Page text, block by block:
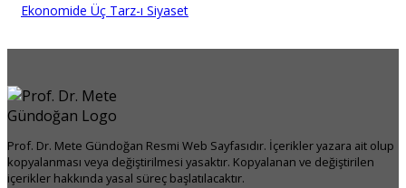
Ekonomide Üç Tarz-ı Siyaset
Prof. Dr. Mete Gündoğan Resmi Web Sayfasıdır. İçerikler yazara ait olup
kopyalanması veya değiştirilmesi yasaktır. Kopyalanan ve değiştirilen
içerikler hakkında yasal süreç başlatılacaktır.